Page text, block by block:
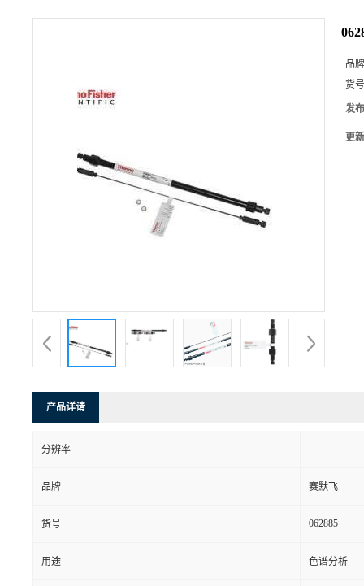
品
货
发
更
产品详请
分辨率
品牌 赛默飞
货号 062885
用途 色谱分析